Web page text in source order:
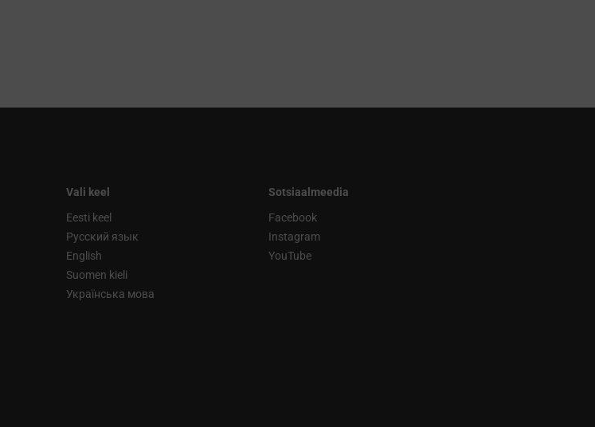
Vali keel
Eesti keel
Русский язык
English
Suomen kieli
Українська мова
Sotsiaalmeedia
Facebook
Instagram
YouTube